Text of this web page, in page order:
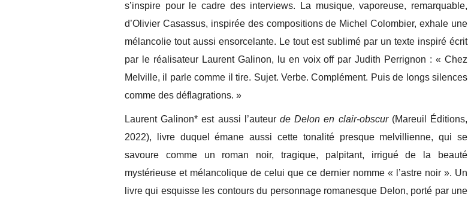
s’inspire pour le cadre des interviews. La musique, vaporeuse, remarquable,
d’Olivier Casassus, inspirée des compositions de Michel Colombier, exhale une
mélancolie tout aussi ensorcelante. Le tout est sublimé par un texte inspiré écrit
par le réalisateur Laurent Galinon, lu en voix off par Judith Perrignon : « Chez
Melville, il parle comme il tire. Sujet. Verbe. Complément. Puis de longs silences
comme des déflagrations. »
Laurent Galinon* est aussi l’auteurde Delon en clair-obscur(Mareuil Éditions,
2022), livre duquel émane aussi cette tonalité presque melvillienne, qui se
savoure comme un roman noir, tragique, palpitant, irrigué de la beauté
mystérieuse et mélancolique de celui que ce dernier nomme « l’astre noir ». Un
livre qui esquisse les contours du personnage romanesque Delon, porté par une